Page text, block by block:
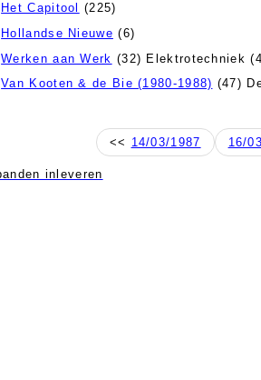
Het Capitool
(225)
Hollandse Nieuwe (6)
Werken aan Werk (32) Elektrotechniek
Van Kooten & de Bie (1980-1988) (47)
<< 14/03/1987 16/